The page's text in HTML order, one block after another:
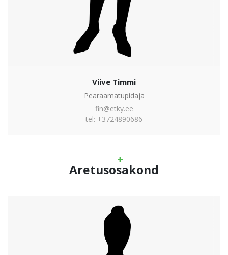
Viive Timmi
Pearaamatupidaja
fin@etky.ee
tel: +3724890686
Aretusosakond